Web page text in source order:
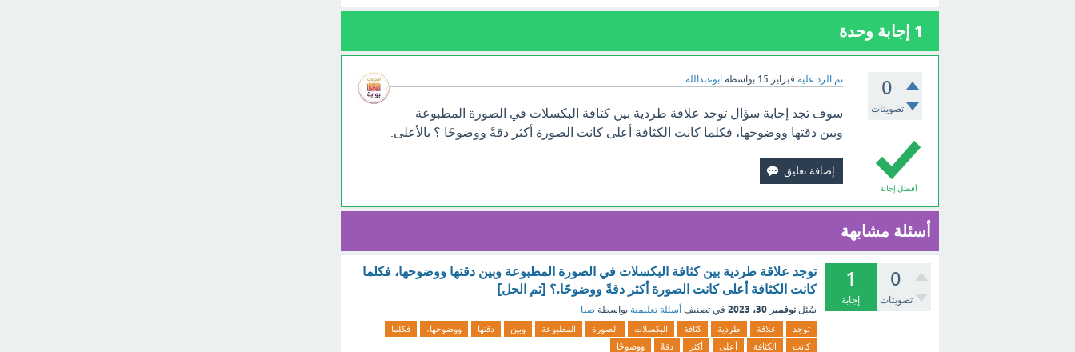
1 إجابة وحدة
0
تصويتات
تم الرد عليه فبراير 15 بواسطة ابوعبدالله
أفضل إجابة
سوف تجد إجابة سؤال توجد علاقة طردية بين كثافة البكسلات في الصورة المطبوعة
وبين دقتها ووضوحها، فكلما كانت الكثافة أعلى كانت الصورة أكثر دقةً ووضوحًا ؟ بالأعلى.
أسئلة مشابهة
0
تصويتات
1
إجابة
توجد علاقة طردية بين كثافة البكسلات في الصورة المطبوعة وبين دقتها ووضوحها، فكلما
كانت الكثافة أعلى كانت الصورة أكثر دقةً ووضوحًا.؟ [تم الحل]
سُئل نوفمبر 30، 2023 في تصنيف أسئلة تعليمية بواسطة صبا
توجد علاقة طردية كثافة البكسلات الصورة المطبوعة وبين دقتها ووضوحها،
فكلما
كانت
الكثافة أعلى أكثر دقةً ووضوحًا